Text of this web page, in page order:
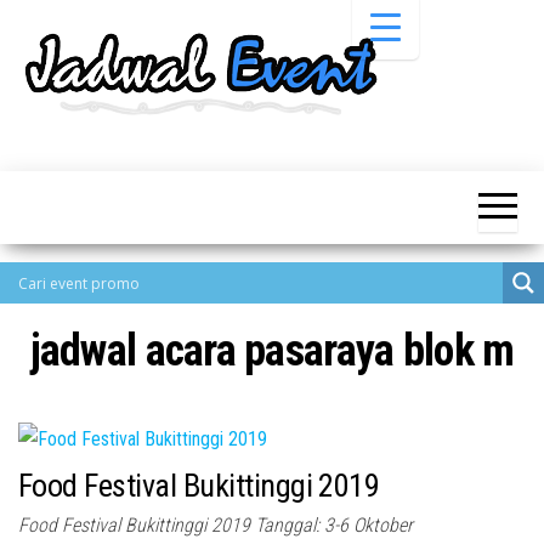
Pameran,
Terbaru
Pameran,
Seminar,
Bazaar,
Job Fair,
Lomba dll.
jadwal acara pasaraya blok m
Food Festival Bukittinggi 2019
Food Festival Bukittinggi 2019 Tanggal: 3-6 Oktober